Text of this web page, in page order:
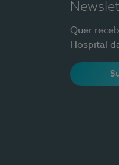
Quer
Hospital